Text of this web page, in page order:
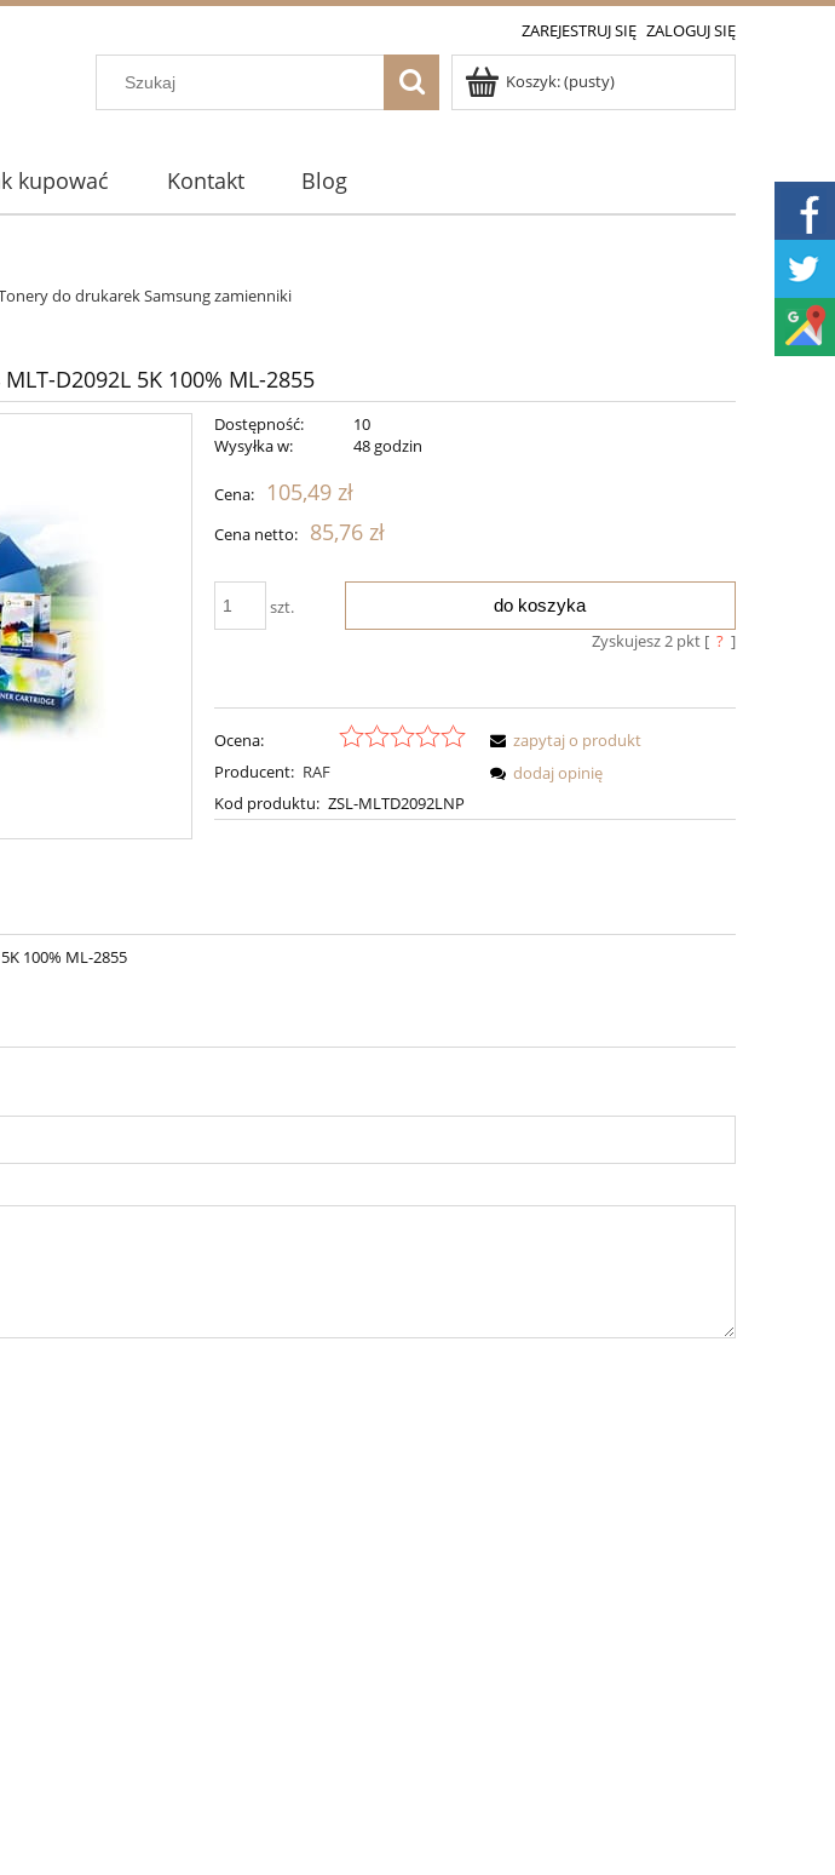
ZAREJESTRUJ SIĘ ZALOGUJ SIĘ
Koszyk:(pusty)
kupować Kontakt Blog
do drukarek Samsung zamienniki
D2092L 5K 100% ML-2855
Dostępność:
10
Wysyłka w:
48 godzin
Cena: 105,49 zł
Cena netto: 85,76 zł
szt. do koszyka
Zyskujesz2pkt [ ? ]
Ocena:
Producent: RAF
Kod produktu: ZSL-MLTD2092LNP
zapytaj o produkt
dodaj opinię
100% ML-2855